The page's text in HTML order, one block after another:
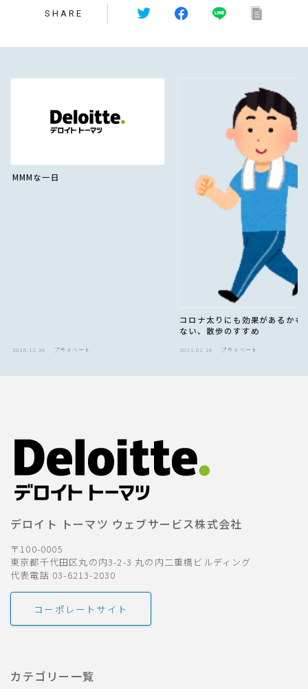
SHARE
MMMな一日
2016.12.26 プライベート
コロナ太りにも効果があるかも
ない、散歩のすすめ
2021.01.16 プライベート
デロイト トーマツ ウェブサービス株式会社
〒100-0005
東京都千代田区丸の内3-2-3 丸の内二重橋ビルディング
代表電話 03-6213-2030
コーポレートサイト
カテゴリー一覧